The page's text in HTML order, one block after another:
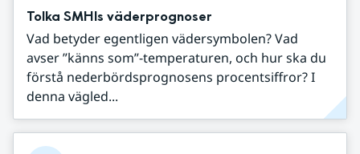
Tolka SMHIs väderprognoser
Vad betyder egentligen vädersymbolen? Vad
avser ”känns som”-temperaturen, och hur ska du
förstå nederbördsprognosens procentsiffror? I
denna vägled...